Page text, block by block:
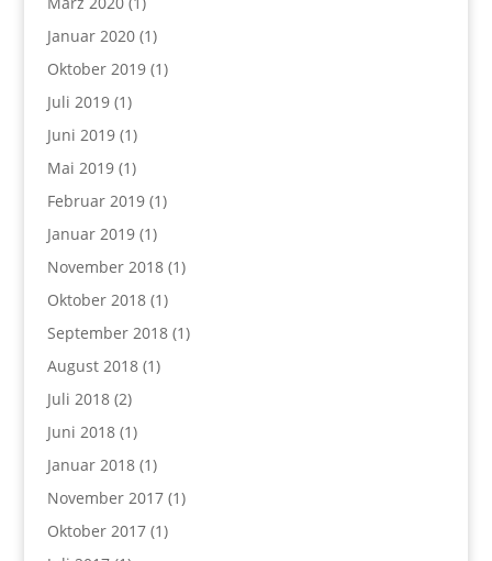
Januar 2020(1)
Oktober 2019(1)
Juli 2019(1)
Juni 2019(1)
Mai 2019(1)
Februar 2019(1)
Januar 2019(1)
November 2018(1)
Oktober 2018(1)
September 2018(1)
August 2018(1)
Juli 2018(2)
Juni 2018(1)
Januar 2018(1)
November 2017(1)
Oktober 2017(1)